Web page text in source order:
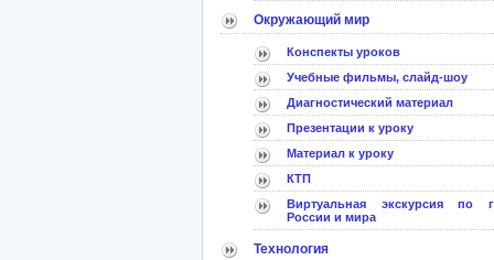
Окружающий мир
Конспекты уроков
Учебные фильмы, слайд-шоу
Диагностический материал
Презентации к уроку
Материал к уроку
КТП
Виртуальная экскурсия по
России и мира
Технология